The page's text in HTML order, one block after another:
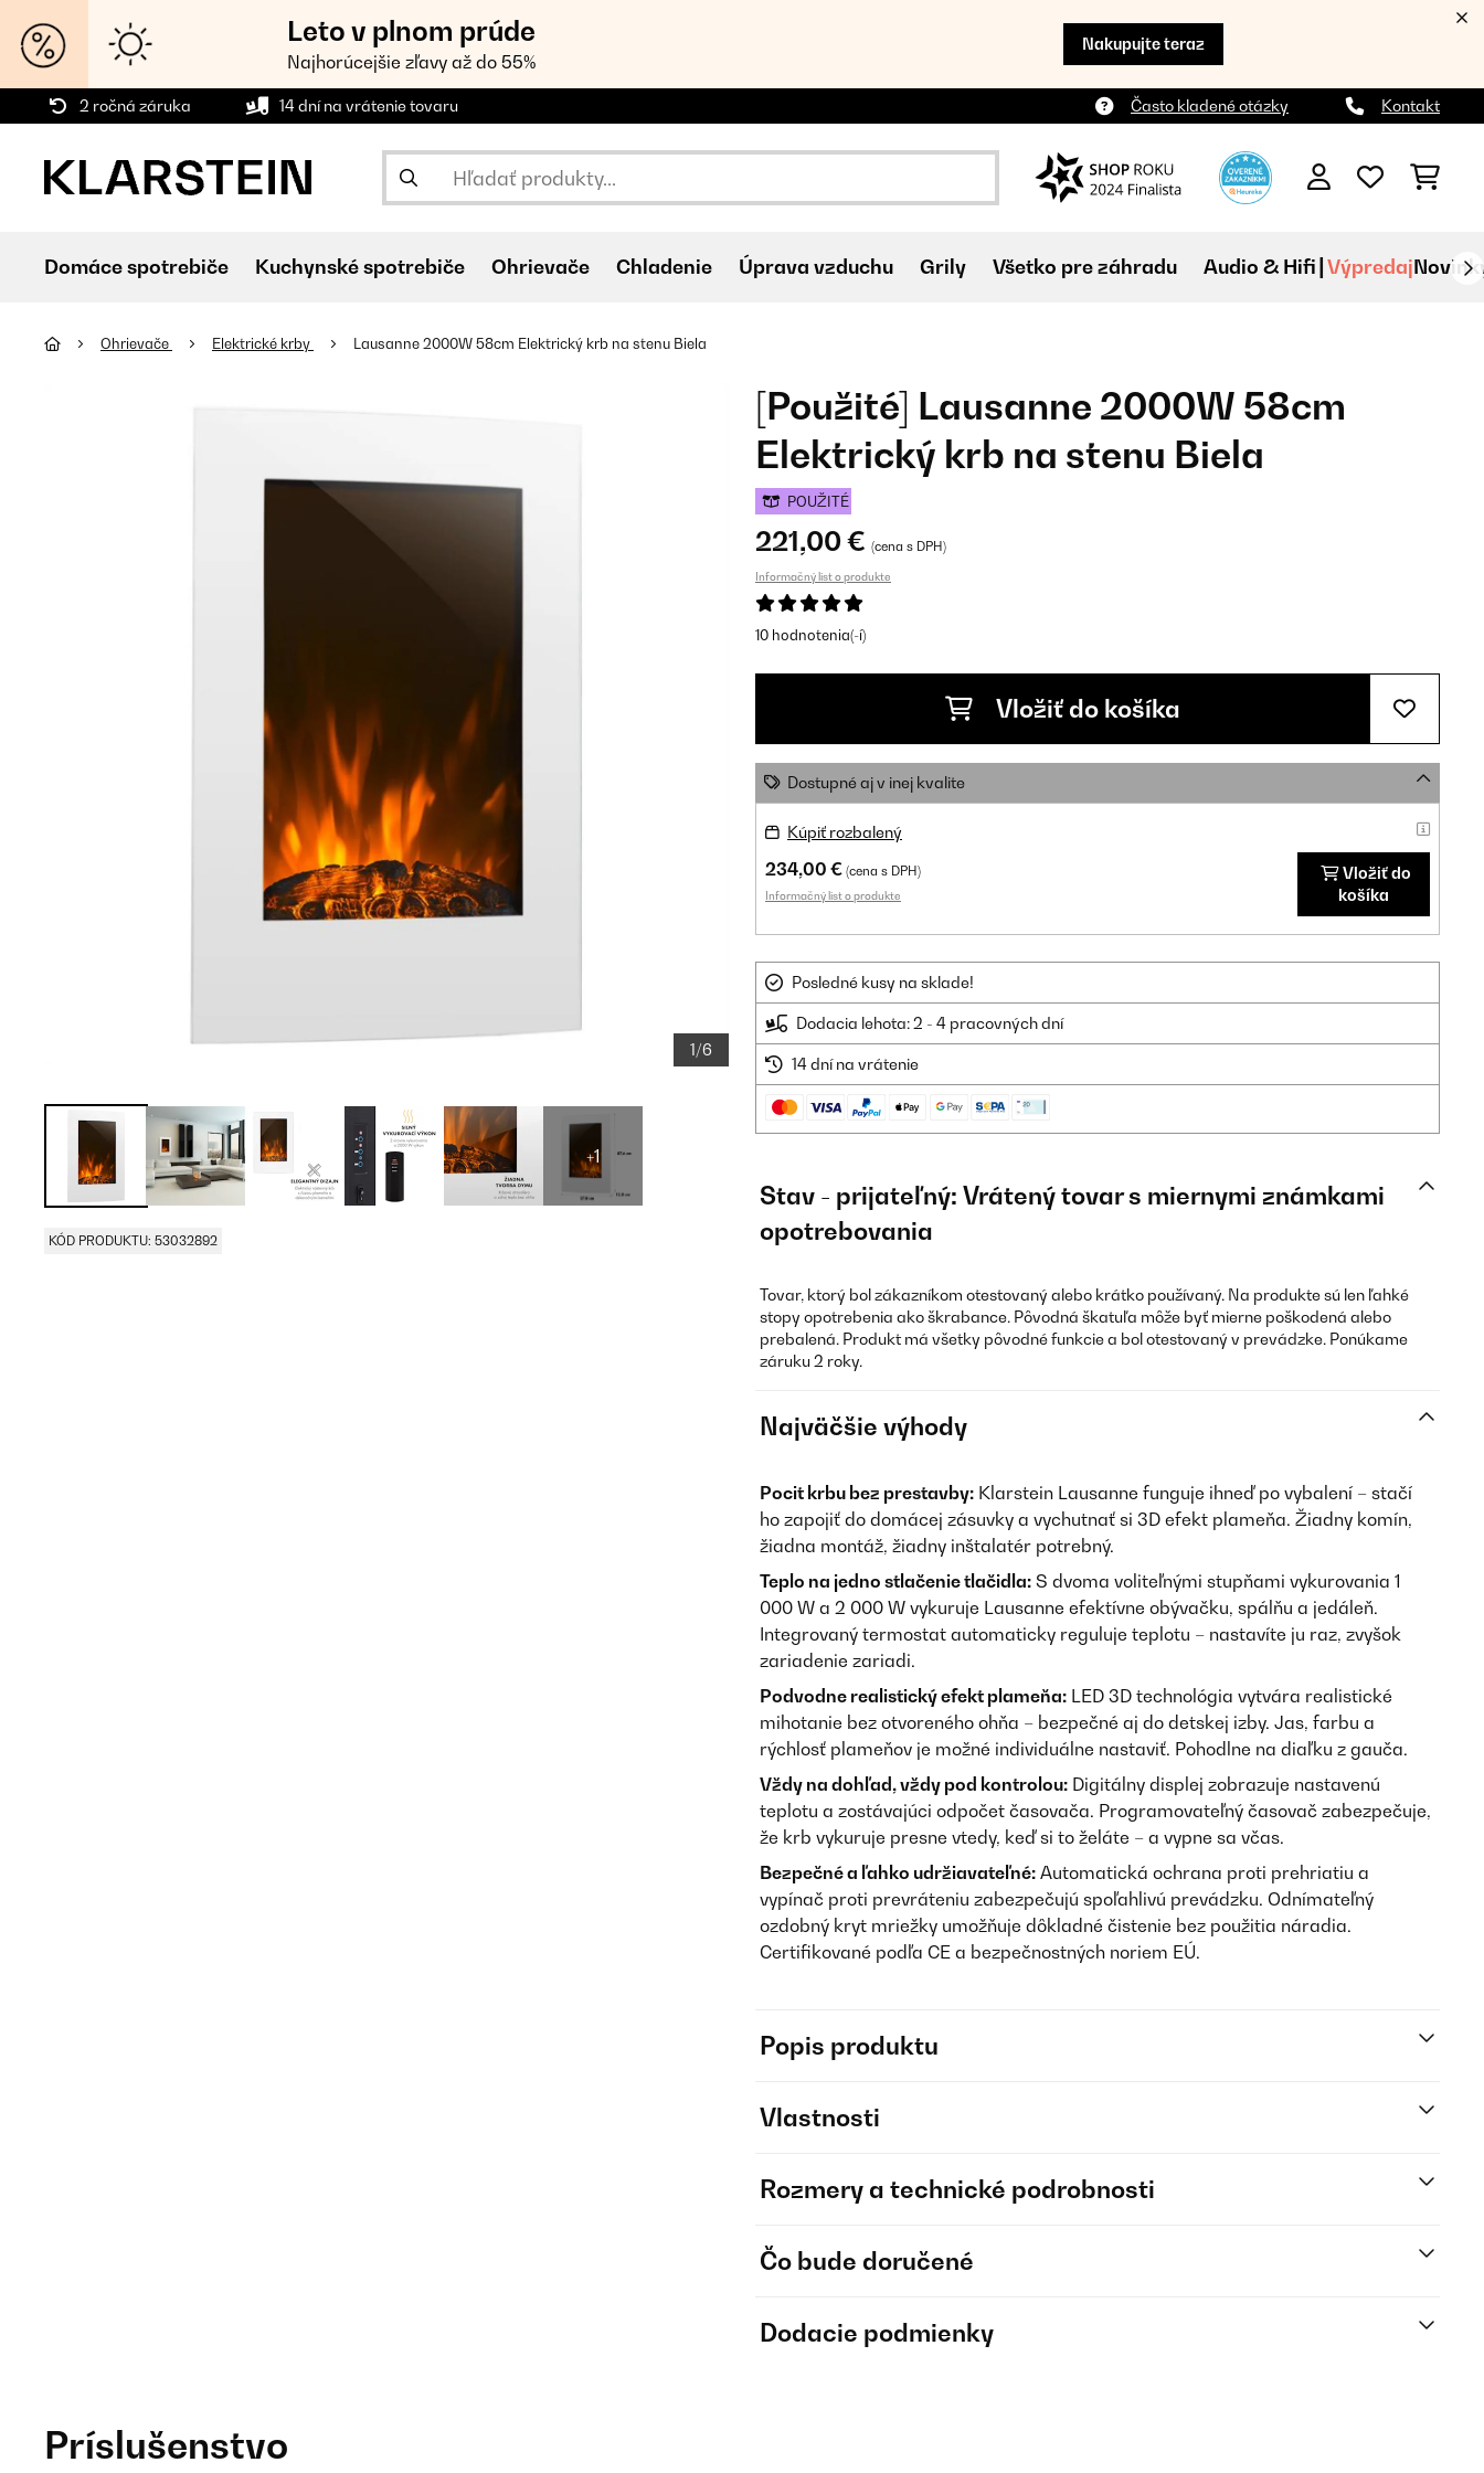
Leto v plnom prúde
Najhorúcejšie zľavy až do 55%
Nakupujte teraz
2 ročná záruka 14 dní na vrátenie tovaru Často kladené otázky Kontakt
Domáce spotrebiče Kuchynské spotrebiče Ohrievače Chladenie Úprava vzduchu Grily Všetko pre záhradu Audio & Hifi Výpredaj
Ohrievače Elektrické krby Lausanne 2000W 58cm Elektrický krb na stenu Biela
1/6
+1
KÓD PRODUKTU: 53032892
[Použité] Lausanne 2000W 58cm
Elektrický krb na stenu Biela
POUŽITÉ
221,00 € (cena s DPH)
Informačný list o produkte
10 hodnotenia(-í)
Vložiť do košíka
Dostupné aj v inej kvalite
Kúpiť rozbalený
234,00 € (cena s DPH)
Informačný list o produkte
Vložiť do
košíka
Posledné kusy na sklade!
Dodacia lehota: 2 - 4 pracovných dní
14 dní na vrátenie
Stav - prijateľný: Vrátený tovar s miernymi známkami
opotrebovania
Tovar, ktorý bol zákazníkom otestovaný alebo krátko používaný. Na produkte sú len ľahké
stopy opotrebenia ako škrabance. Pôvodná škatuľa môže byť mierne poškodená alebo
prebalená. Produkt má všetky pôvodné funkcie a bol otestovaný v prevádzke. Ponúkame
záruku 2 roky.
Najväčšie výhody
Pocit krbu bez prestavby: Klarstein Lausanne funguje ihneď po vybalení – stačí
ho zapojiť do domácej zásuvky a vychutnať si 3D efekt plameňa. Žiadny komín,
žiadna montáž, žiadny inštalatér potrebný.
Teplo na jedno stlačenie tlačidla: S dvoma voliteľnými stupňami vykurovania 1
000 W a 2 000 W vykuruje Lausanne efektívne obývačku, spálňu a jedáleň.
Integrovaný termostat automaticky reguluje teplotu – nastavíte ju raz, zvyšok
zariadenie zariadi.
Podvodne realistický efekt plameňa: LED 3D technológia vytvára realistické
mihotanie bez otvoreného ohňa – bezpečné aj do detskej izby. Jas, farbu a
rýchlosť plameňov je možné individuálne nastaviť. Pohodlne na diaľku z gauča.
Vždy na dohľad, vždy pod kontrolou: Digitálny displej zobrazuje nastavenú
teplotu a zostávajúci odpočet časovača. Programovateľný časovač zabezpečuje,
že krb vykuruje presne vtedy, keď si to želáte – a vypne sa včas.
Bezpečné a ľahko udržiavateľné: Automatická ochrana proti prehriatiu a
vypínač proti prevráteniu zabezpečujú spoľahlivú prevádzku. Odnímateľný
ozdobný kryt mriežky umožňuje dôkladné čistenie bez použitia náradia.
Certifikované podľa CE a bezpečnostných noriem EÚ.
Popis produktu
Vlastnosti
Rozmery a technické podrobnosti
Čo bude doručené
Dodacie podmienky
Príslušenstvo